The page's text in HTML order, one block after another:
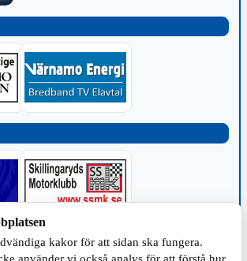
kakor för att sidan ska fungera.